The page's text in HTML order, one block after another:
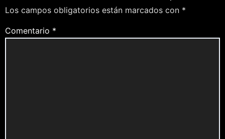
Los campos obligatorios están marcados con *
Comentario *